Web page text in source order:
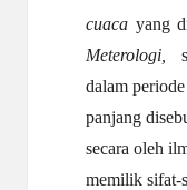
cuaca yang
Meterologi,
dalam
panjang
secara oleh
memilik sifat-